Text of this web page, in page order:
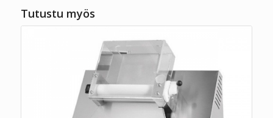
Tutustu myös